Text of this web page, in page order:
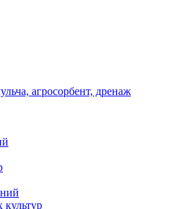
агросорбент, дренаж
культур